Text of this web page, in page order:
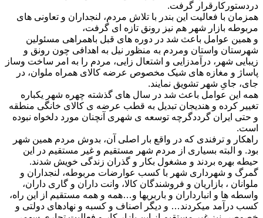
دردستورکارقرار گرفت.
همزمان با فعالیت این بندر با تلاش مردم، لنجداران و تعاونی های
مربوطه بازار شهر هم نیز رونق تازه ای گرفت،
و همین عوامل باعث شد در دوره های قبل باهمراهی مسئولین
شهرستان واستان ومردم به منظور نیل به اهدافی چون رونق و
زیبایی شهر، درآمدزایی و اشتعال زایی، مردم را به امر ساخت وساز
پاساژ و مغازه های شیک مخصوص عرضه کالای همراه ملوان، در
جای، جایِ شهر تشویق نمایند.
همه این عوامل باعث شد در سال های گذشته چهره شهر یکباره
تغییر کرده و هندیجان تبدیل به قطب عرضه ی کالای خانگی منطقه
و حتی ایران گرددگرچه توسعه ی شهری آنچنان مورد دلخواه نبوده
است.
راهکار و ترفندی که در واقع بار اصلی آن، بدوش مردم همین شهر
بود. و البته بسیاری از مردم شهر مستقیم و غیر مستقیم در این
حیطه بهره بردند و مشغول بکار و گذران زندگی خویش شدند.
گمرگ و شهرداری شهر با کسب عوارضات مربوطه، لنجداران و
ملوانان ، بازاریان و فروشندگان کالا، وانت داران و گاری داران،
واسطه ها و انبارداران و باربریها و…همه و همه مستقیم از این راه،
کسب درآمد میکردند… و دیگر اصناف و کسبه و نهادهای دولتی و